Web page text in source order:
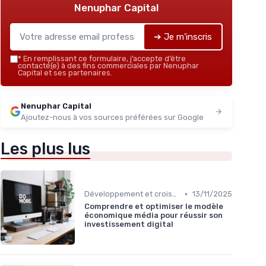
Nenuphar Capital
➔ Je m'inscris
* En remplissant ce formulaire, j’accepte d’être
contacté(e) à des fins commerciales par Nenuphar
Capital et ses partenaires.
Nenuphar Capital
Ajoutez-nous à vos sources préférées sur Google
Les plus lus
Développement et croissance • 13/11/2025
Comprendre et optimiser le modèle
économique média pour réussir son
investissement digital